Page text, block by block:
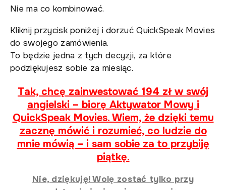
Nie ma co kombinować.
Kliknij przycisk poniżej i dorzuć QuickSpeak Movies
do swojego zamówienia.
To będzie jedna z tych decyzji, za które
podziękujesz sobie za miesiąc.
Tak, chcę zainwestować 194 zł w swój
angielski – biorę Aktywator Mowy i
QuickSpeak Movies. Wiem, że dzięki temu
zacznę mówić i rozumieć, co ludzie do
mnie mówią – i sam sobie za to przybiję
piątkę.
Nie, dziękuję! Wolę zostać tylko przy